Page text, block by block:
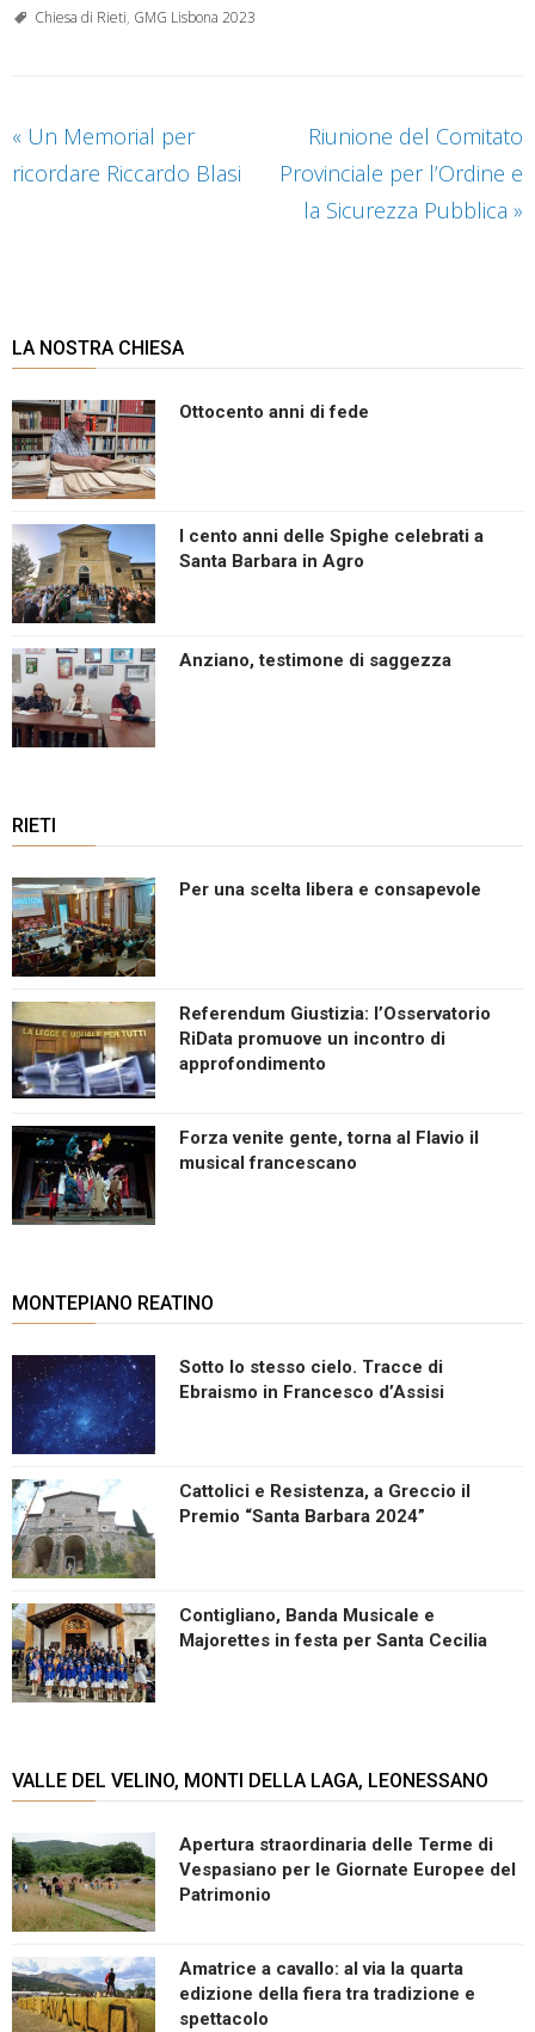
Chiesa di Rieti, GMG Lisbona 2023
« Un Memorial per
ricordare Riccardo Blasi
Riunione del Comitato
Provinciale per l’Ordine e
la Sicurezza Pubblica »
LA NOSTRA CHIESA
Ottocento anni di fede
I cento anni delle Spighe celebrati a
Santa Barbara in Agro
Anziano, testimone di saggezza
RIETI
Per una scelta libera e consapevole
Referendum Giustizia: l’Osservatorio
RiData promuove un incontro di
approfondimento
Forza venite gente, torna al Flavio il
musical francescano
MONTEPIANO REATINO
Sotto lo stesso cielo. Tracce di
Ebraismo in Francesco d’Assisi
Cattolici e Resistenza, a Greccio il
Premio “Santa Barbara 2024”
Contigliano, Banda Musicale e
Majorettes in festa per Santa Cecilia
VALLE DEL VELINO, MONTI DELLA LAGA, LEONESSANO
Apertura straordinaria delle Terme di
Vespasiano per le Giornate Europee del
Patrimonio
Amatrice a cavallo: al via la quarta
edizione della fiera tra tradizione e
spettacolo